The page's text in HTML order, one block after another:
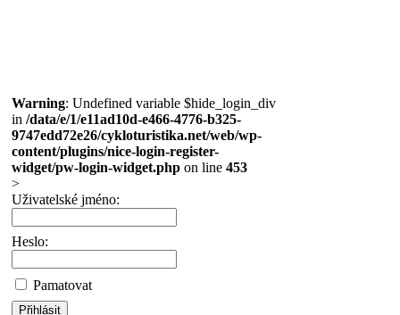
Warning: Undefined variable $hide_login_div
in /data/e/1/e11ad10d-e466-4776-b325-
9747edd72e26/cykloturistika.net/web/wp-
content/plugins/nice-login-register-
widget/pw-login-widget.php on line 453
>
Uživatelské jméno:
Heslo:
Pamatovat